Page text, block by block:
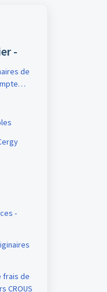
-
de
-
frais de
CROUS